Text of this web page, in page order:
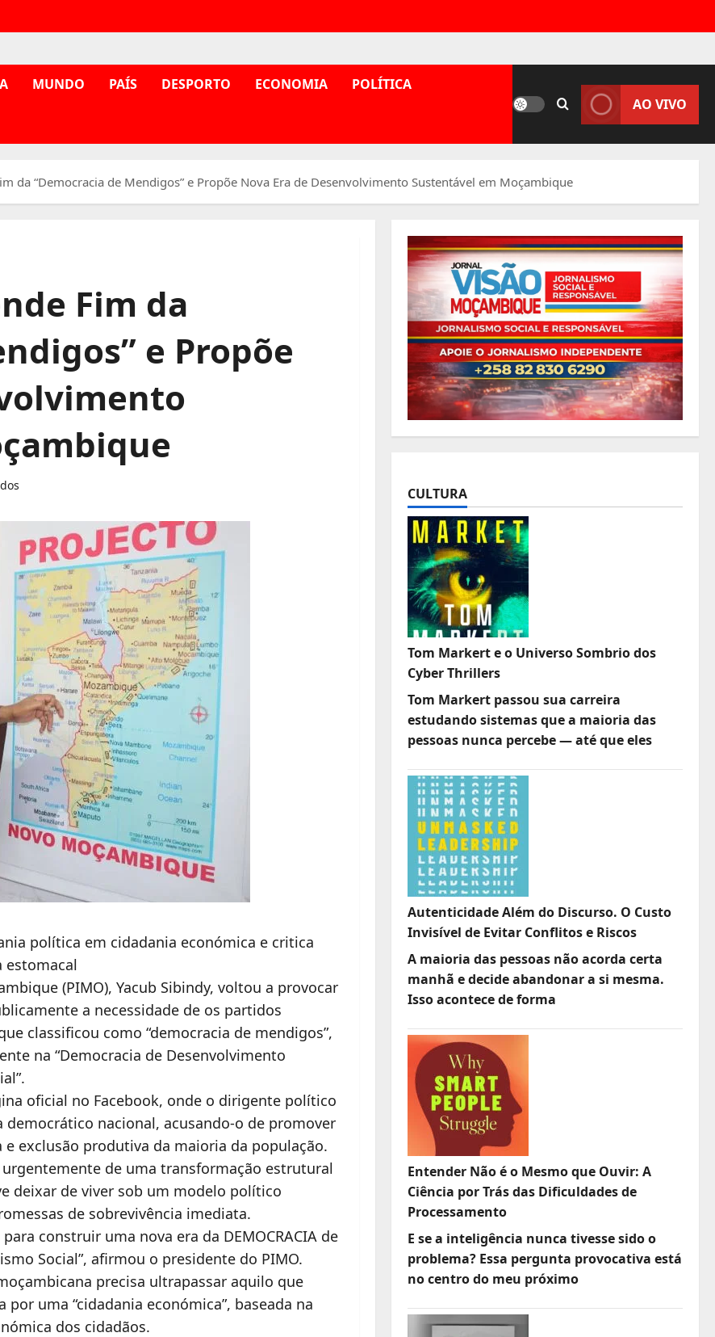
MUNDO PAÍS DESPORTO ECONOMIA POLÍTICA
AO VIVO
da “Democracia de Mendigos” e Propõe Nova Era de Desenvolvimento Sustentável em Moçambique
Fim da
e Propõe
política em cidadania económica e critica
estomacal
(PIMO), Yacub Sibindy, voltou a provocar
a necessidade de os partidos
classificou como “democracia de mendigos”,
na “Democracia de Desenvolvimento
oficial no Facebook, onde o dirigente político
nacional, acusando-o de promover
exclusão produtiva da maioria da população.
de uma transformação estrutural
deixar de viver sob um modelo político
de sobrevivência imediata.
construir uma nova era da DEMOCRACIA de
Social”, afirmou o presidente do PIMO.
precisa ultrapassar aquilo que
uma “cidadania económica”, baseada na
dos cidadãos.
CULTURA
Tom Markert e o Universo Sombrio dos
Cyber Thrillers
Tom Markert passou sua carreira
estudando sistemas que a maioria das
pessoas nunca percebe — até que eles
Autenticidade Além do Discurso. O Custo
Invisível de Evitar Conflitos e Riscos
A maioria das pessoas não acorda certa
manhã e decide abandonar a si mesma.
Isso acontece de forma
Entender Não é o Mesmo que Ouvir: A
Ciência por Trás das Dificuldades de
Processamento
E se a inteligência nunca tivesse sido o
problema? Essa pergunta provocativa está
no centro do meu próximo